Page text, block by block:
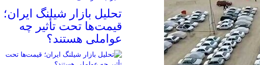
تحلیل بازار شیلنگ ایران؛
قیمت‌ها تحت تأثیر چه
عواملی هستند؟